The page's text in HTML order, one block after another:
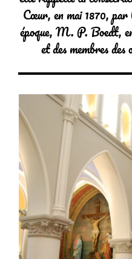
Cœur, en mai 1870, par
époque, M. P. Boedt,
et des membres